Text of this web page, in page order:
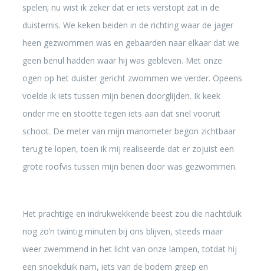
spelen; nu wist ik zeker dat er iets verstopt zat in de
duisternis. We keken beiden in de richting waar de jager
heen gezwommen was en gebaarden naar elkaar dat we
geen benul hadden waar hij was gebleven. Met onze
ogen op het duister gericht zwommen we verder. Opeens
voelde ik iets tussen mijn benen doorglijden. Ik keek
onder me en stootte tegen iets aan dat snel vooruit
schoot. De meter van mijn manometer begon zichtbaar
terug te lopen, toen ik mij realiseerde dat er zojuist een
grote roofvis tussen mijn benen door was gezwommen.
Het prachtige en indrukwekkende beest zou die nachtduik
nog zo’n twintig minuten bij ons blijven, steeds maar
weer zwemmend in het licht van onze lampen, totdat hij
een snoekduik nam, iets van de bodem greep en